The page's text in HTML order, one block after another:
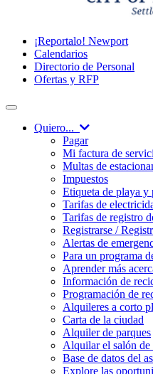
¡Reportalo! Newport
Calendarios
Directorio de Personal
Ofertas y RFP
Quiero...
Pagar
Mi factura de
Multas de
Impuestos
Etiqueta de playa y
Tarifas de
Tarifas de registro
Registrarse /
Alertas de
Para un programa
Aprender más
Información de
Programación de
Alquileres a corto
Carta de la ciudad
Alquiler de parques
Alquilar el salón de
Base de datos del
Explore las